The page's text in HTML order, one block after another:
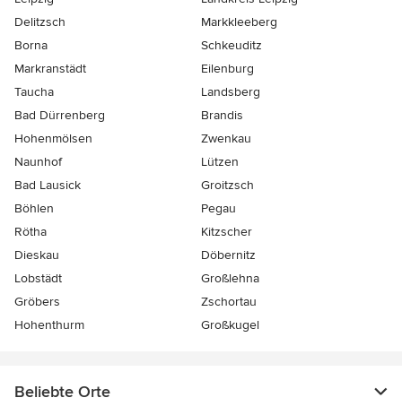
Delitzsch
Markkleeberg
Borna
Schkeuditz
Markranstädt
Eilenburg
Taucha
Landsberg
Bad Dürrenberg
Brandis
Hohenmölsen
Zwenkau
Naunhof
Lützen
Bad Lausick
Groitzsch
Böhlen
Pegau
Rötha
Kitzscher
Dieskau
Döbernitz
Lobstädt
Großlehna
Gröbers
Zschortau
Hohenthurm
Großkugel
Beliebte Orte